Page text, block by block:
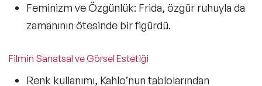
Feminizm ve Özgünlük: Frida, özgür ruhuyla da
zamanının ötesinde bir figürdü.
Filmin Sanatsal ve Görsel Estetiği
Renk kullanımı, Kahlo’nun tablolarından